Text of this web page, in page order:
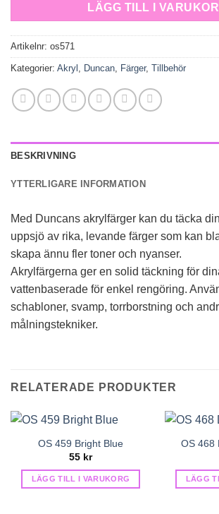
LÄGG TILL I
Artikelnr: os571
Kategorier: Akryl , Duncan, Färger, Tillbehör
BESKRIVNING
YTTERLIGARE INFORMATION
Med Duncans akrylfärger kan du täcka
uppsjö av rika, levande färger som kan
skapa ännu fler toner och nyanser.
Akrylfärgerna ger en solid täckning för
vattenbaserade för enkel rengöring.
schabloner, svamp, torrborstning och
målningstekniker.
RELATERADE PRODUKTER
OS 459 Bright Blue
55 kr
LÄGG TILL I VARUKORG
OS 468
LÄGG